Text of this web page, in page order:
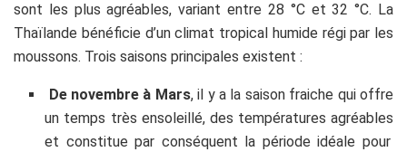
sont les plus agréables, variant entre 28 °C et 32 °C. La
Thaïlande bénéficie d’un climat tropical humide régi par les
moussons. Trois saisons principales existent :
De novembre à Mars, il y a la saison fraiche quioffre
un temps très ensoleillé, des températures agréables
et constitue par conséquent la période idéale pour